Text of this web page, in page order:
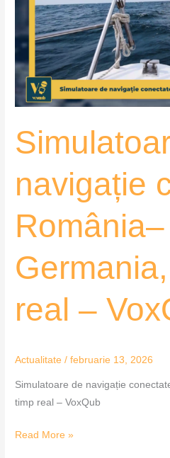
navigație
România–
real –
Actualitate /februarie 13, 2026
Simulatoare de navigație
timp real – VoxQub
conectate
România–
Germania,
în
timp
VoxQub
Read More »